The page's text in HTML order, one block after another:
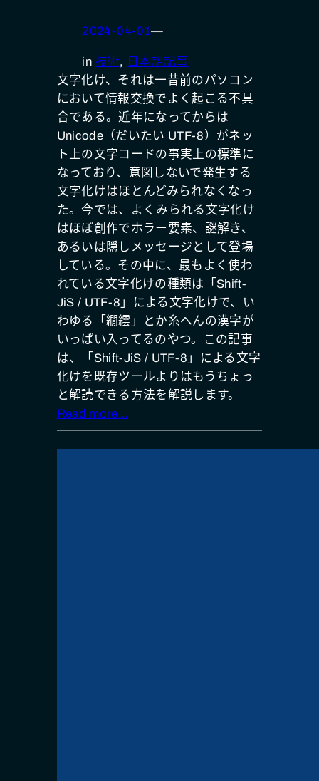
2024-04-01—
in 技術, 日本語記事
文字化け、それは一昔前のパソコン
において情報交換でよく起こる不具
合である。近年になってからは
Unicode（だいたい UTF-8）がネッ
ト上の文字コードの事実上の標準に
なっており、意図しないで発生する
文字化けはほとんどみられなくなっ
た。今では、よくみられる文字化け
はほぼ創作でホラー要素、謎解き、
あるいは隠しメッセージとして登場
している。その中に、最もよく使わ
れている文字化けの種類は「Shift-
JiS / UTF-8」による文字化けで、い
わゆる「繝繧」とか糸へんの漢字が
いっぱい入ってるのやつ。この記事
は、「Shift-JiS / UTF-8」による文字
化けを既存ツールよりはもうちょっ
と解読できる方法を解説します。
Read more…